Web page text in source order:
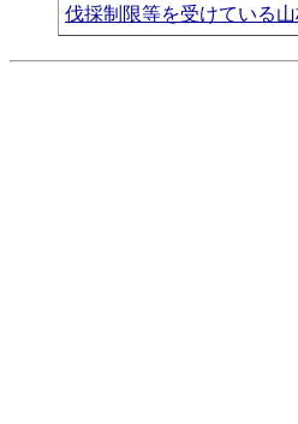
伐採制限等を受けている